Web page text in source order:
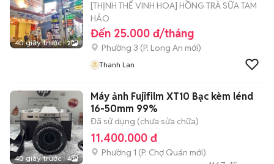
40 giây trước 2
[THỊNH THẾ VINH HOA] HỒNG TRÀ SỮA TAM
HẢO
Đến 25.000 đ/tháng
Phường 3 (P. Long An mới)
Thanh Lan
40 giây trước 4
Máy ảnh Fujifilm XT10 Bạc kèm lénd
16-50mm 99%
Đã sử dụng (chưa sửa chữa)
11.400.000 đ
Phường 1 (P. Chợ Quán mới)